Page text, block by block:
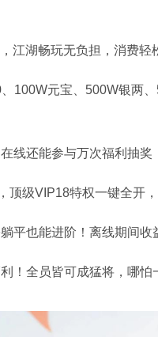
江湖畅玩无负担，消费轻
100W元宝、500W银两
线还能参与万次福利抽奖
顶级VIP18特权一键全开
平也能进阶！离线期间
！全员皆可成猛将，哪怕